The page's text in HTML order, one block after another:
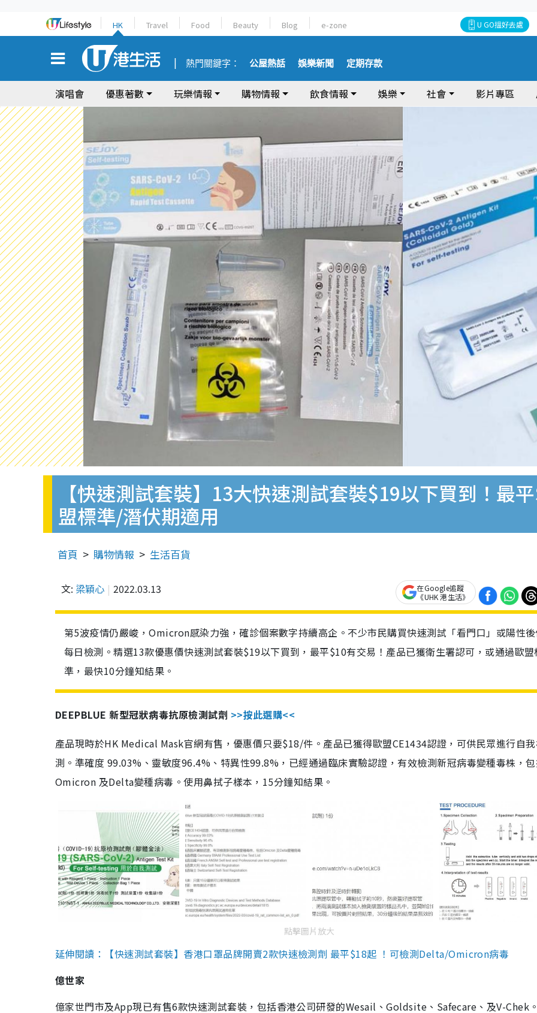
HK Travel Food Beauty Blog e-zone U GO搵好去處
熱門關鍵字： 公屋熱話 娛樂新聞 定期存款
演唱會 優惠著數 玩樂情報 購物情報 飲食情報 娛樂 社會 影片專區
【快速測試套裝】13大快速測試套裝$19以下買到！最
盟標準/潛伏期適用
首頁 購物情報 生活百貨
文: 梁穎心 2022.03.13
在Google追蹤
《UHK 港生活》
第5波疫情仍嚴峻，Omicron感染力強，確診個案數字持續高企。不少市民購買快速測試「看門口」或陽性
每日檢測。精選13款優惠價快速測試套裝$19以下買到，最平$10有交易！產品已獲衛生署認可，或通過歐盟
準，最快10分鐘知結果。
DEEPBLUE 新型冠狀病毒抗原檢測試劑 >>按此選購<<
產品現時於HK Medical Mask官網有售，優惠價只要$18/件。產品已獲得歐盟CE1434認證，可供民眾進行自
測。準確度 99.03%、靈敏度96.4%、特異性99.8%，已經通過臨床實驗認證，有效檢測新冠病毒變種毒株，
Omicron 及Delta變種病毒。使用鼻拭子樣本，15分鐘知結果。
點擊圖片放大
延伸閱讀：【快速測試套裝】香港口罩品牌開賣2款快速檢測劑 最平$18起 ！可檢測Delta/Omicron病毒
億世家
億家世門市及App現已有售6款快速測試套裝，包括香港公司研發的Wesail、Goldsite、Safecare、及V-Chek